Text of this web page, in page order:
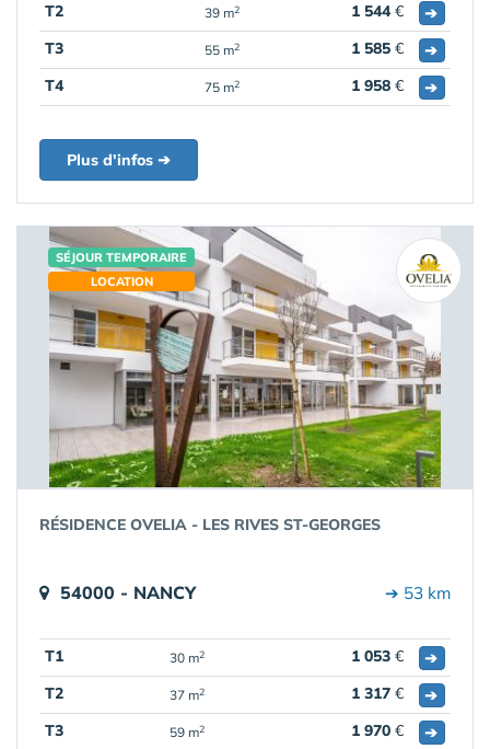
T2
39 m2 1 544€
➔
T3
55 m2 1 585 €
➔
T4
75 m2 1 958 € ➔
Plus d'infos ➔
SÉJOUR TEMPORAIRE
LOCATION
RÉSIDENCE OVELIA - LES RIVES ST-GEORGES
54000 - NANCY ➔ 53 km
T1 30 m2 1 053 €
➔
T2
37 m2 1 317 €
➔
T3
59 m2 1 970 € ➔